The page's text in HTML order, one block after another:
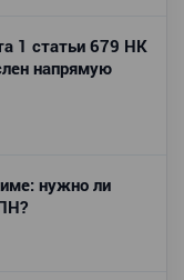
1 статьи 679 НК
напрямую
нужно ли